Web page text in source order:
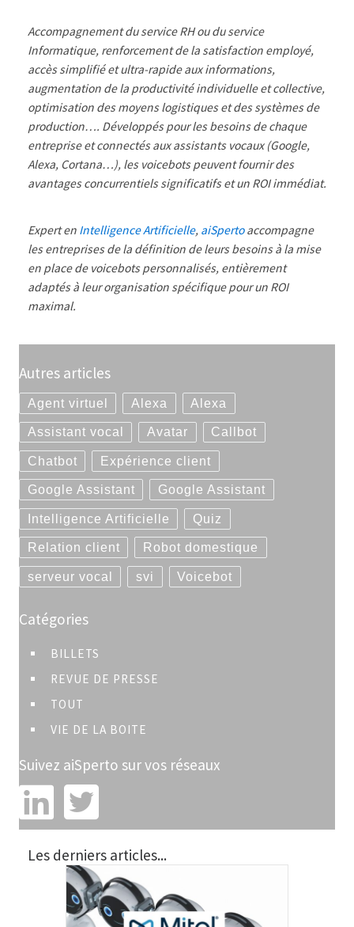
Accompagnement du service RH ou du service
Informatique, renforcement de la satisfaction employé,
accès simplifié et ultra-rapide aux informations,
augmentation de la productivité individuelle et collective,
optimisation des moyens logistiques et des systèmes de
production…. Développés pour les besoins de chaque
entreprise et connectés aux assistants vocaux (Google,
Alexa, Cortana…), les voicebots peuvent fournir des
avantages concurrentiels significatifs et un ROI immédiat.
Expert en Intelligence Artificielle, aiSpertoaccompagne
les entreprises de la définition de leurs besoins à la mise
en place de voicebots personnalisés, entièrement
adaptés à leur organisation spécifique pour un ROI
maximal.
Autres articles
Agent virtuel Alexa Alexa
Assistant vocal Avatar Callbot
Chatbot Expérience client
Google Assistant Google Assistant
Intelligence Artificielle Quiz
Relation client Robot domestique
serveur vocal svi Voicebot
Catégories
BILLETS
REVUE DE PRESSE
TOUT
VIE DE LA BOITE
Suivez aiSperto sur vos réseaux
Les derniers articles...